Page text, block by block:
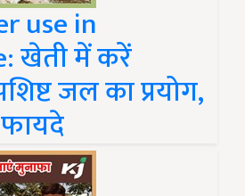
use in
खेती में करें
जल का प्रयोग,